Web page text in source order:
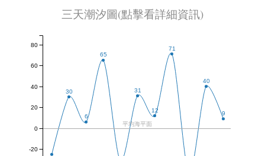
三天潮汐圖(點擊看詳細資訊)
30
6
65
31
12
71
40
9
平均海平面
-20
0
20
40
60
80